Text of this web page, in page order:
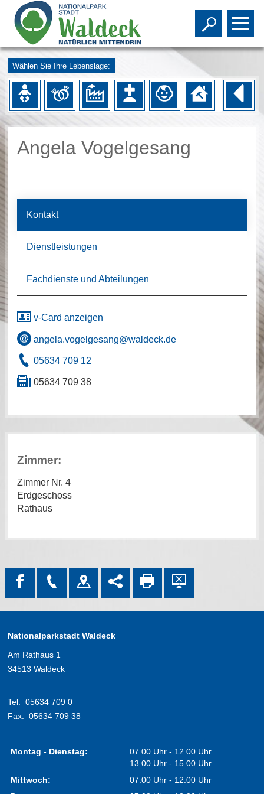
Toggle
Wählen Sie Ihre Lebenslage:
Angela Vogelgesang
Kontakt
Dienstleistungen
Fachdienste und Abteilungen
v-Card anzeigen
angela.vogelgesang@waldeck.de
05634 709 12
05634 709 38
Zimmer:
Zimmer Nr. 4
Erdgeschoss
Rathaus
Nationalparkstadt Waldeck
Am Rathaus 1
34513 Waldeck
Tel: 05634 709 0
Fax: 05634 709 38
Montag - Dienstag:
07.00 Uhr - 12.00 Uhr
13.00 Uhr - 15.00 Uhr
Mittwoch:
07.00 Uhr - 12.00 Uhr